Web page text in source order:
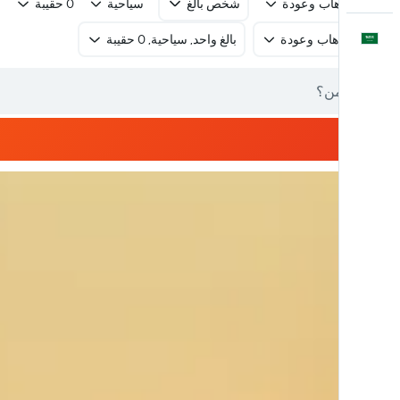
العَرَبِيَّة
رحلة ذهاب وعودة شخص بالغ سياحية 0 حقيبة
رحلة ذهاب وعودة بالغ واحد, سياحية, 0 حقيبة